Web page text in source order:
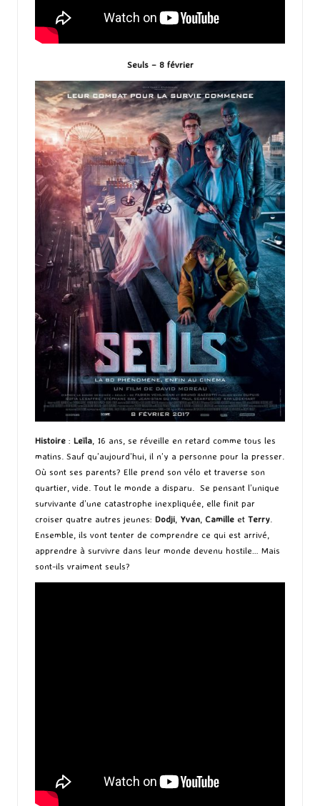
Seuls – 8 février
Histoire : Leïla , 16 ans, se réveille en retard comme tous les
matins. Sauf qu’aujourd’hui, il n’y a personne pour la presser.
Où sont ses parents? Elle prend son vélo et traverse son
quartier, vide. Tout le monde a disparu. Se pensant l’unique
survivante d’une catastrophe inexpliquée, elle finit par
croiser quatre autres jeunes: Dodji Yvan Camille et Terry
Ensemble, ils vont tenter de comprendre ce qui est arrivé,
apprendre à survivre dans leur monde devenu hostile… Mais
sont-ils vraiment seuls?